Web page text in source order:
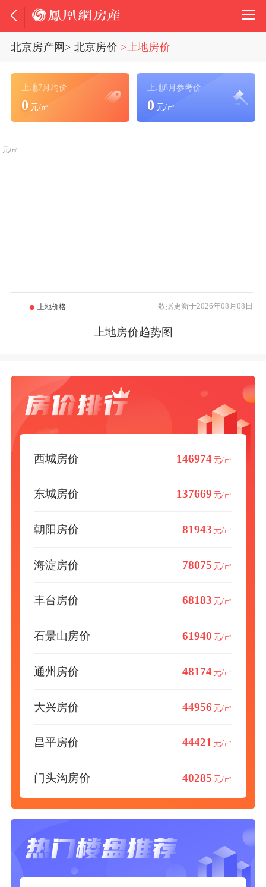
北京房产网 > 北京房价 >上地房价
上地7月均价
0 元/㎡
上地8月参考价
0 元/㎡
上地房价趋势图
数据更新于2026年08月08日
西城房价 146974 元/㎡
东城房价 137669 元/㎡
朝阳房价 81943 元/㎡
海淀房价 78075 元/㎡
丰台房价 68183 元/㎡
石景山房价 61940 元/㎡
通州房价 48174 元/㎡
大兴房价 44956 元/㎡
昌平房价 44421 元/㎡
门头沟房价 40285 元/㎡